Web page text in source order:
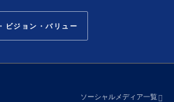
ビジョン・バリュー
ソーシャルメディア一覧